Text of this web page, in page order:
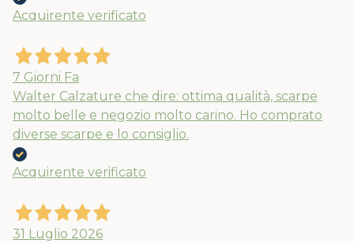
Acquirente verificato
7 Giorni Fa
Walter Calzature che dire: ottima qualità, scarpe
molto belle e negozio molto carino. Ho comprato
diverse scarpe e lo consiglio.
Acquirente verificato
31 Luglio 2026